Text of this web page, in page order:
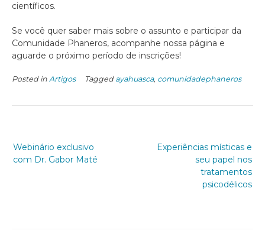
científicos.
Se você quer saber mais sobre o assunto e participar da
Comunidade Phaneros, acompanhe nossa página e
aguarde o próximo período de inscrições!
Posted in Artigos Tagged ayahuasca, comunidadephaneros
Experiências místicas e
seu papel nos
tratamentos
psicodélicos
Webinário exclusivo
com Dr. Gabor Maté